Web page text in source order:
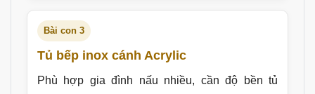
Bài con 3
Tủ bếp inox cánh Acrylic
Phù hợp gia đình nấu nhiều, cần độ bền tủ